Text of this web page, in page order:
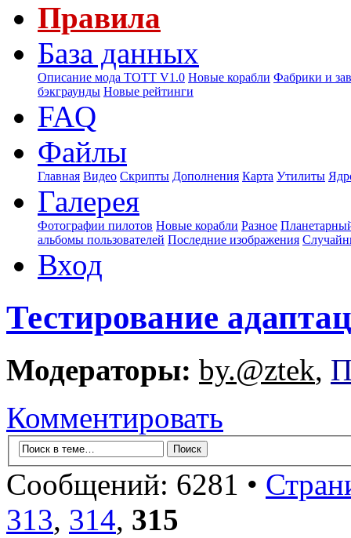
Правила
База данных
Описание мода ТОТТ V1.0 Новые корабли Фабрики и
бэкграунды Новые рейтинги
FAQ
Файлы
Главная Видео Скрипты Дополнения Карта Утилиты
Галерея
Фотографии пилотов Новые корабли Разное
альбомы пользователей Последние изображения
Вход
Тестирование
Модераторы: by.@ztek,
Комментировать
Сообщений: 6281 •
313, 314, 315